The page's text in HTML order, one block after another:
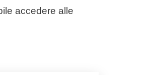
accedere alle